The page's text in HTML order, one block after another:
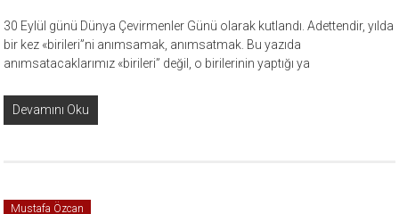
30 Eylül günü Dünya Çevirmenler Günü olarak kutlandı. Adettendir, yılda
bir kez «birileri”ni anımsamak, anımsatmak. Bu yazıda
anımsatacaklarımız «birileri” değil, o birilerinin yaptığı ya
Devamını Oku
Mustafa Özcan